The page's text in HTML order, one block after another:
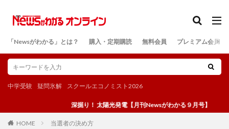
「Newsがわかる」とは？ 購入・定期購読 無料会員 プレミアム会員
中学受験 疑問氷解 スクールエコノミスト2026
深掘り！ 太陽光発電【月刊Newsがわかる９月号】
HOME 当選者の決め方
検索